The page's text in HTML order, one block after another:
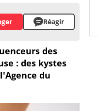
Réagir
des
: des kystes
du